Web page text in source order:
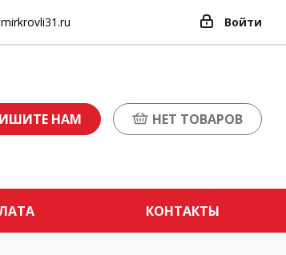
Войти
НАМ НЕТ ТОВАРОВ
КОНТАКТЫ